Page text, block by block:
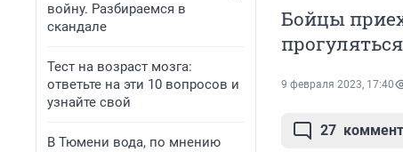
войну. Разбираемся в
скандале
Тест на возраст мозга:
ответьте на эти 10 вопросов и
узнайте свой
В Тюмени вода, по мнению
Бойцы
9 февраля 2023, 17:40
27